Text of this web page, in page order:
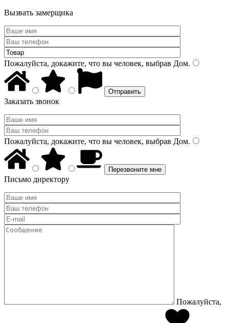
Вызвать замерщика
Пожалуйста, докажите, что вы человек, выбрав Дом.
Заказать звонок
Пожалуйста, докажите, что вы человек, выбрав Дом.
Письмо директору
Пожалуйста,